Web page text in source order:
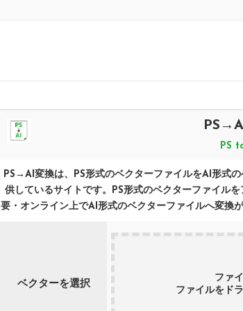
PS →
PS
PS → AI変換は、 PS形式のベクターファイルをAI形式
供しているサイトです。 PS形式のベクターファイル
要・オンライン上でAI形式のベクターファイルへ変換
ベクターを選択
ファ
ファイルをド